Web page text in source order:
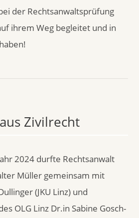
der Rechtsanwaltsprüfung
ihrem Weg begleitet und in
Zivilrecht
2024 durfte Rechtsanwalt
Müller gemeinsam mit
(JKU Linz) und
OLG Linz Dr.in Sabine Gosch-